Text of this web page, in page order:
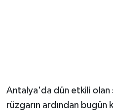
Antalya'da dün etkili olan
rüzgarın ardından